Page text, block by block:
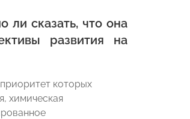
ли сказать, что она
развития на
которых
химическая